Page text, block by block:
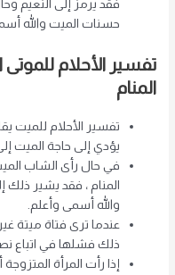
فقد يرمز إلى النعيم
حسنات الميت والله
تفسير الأحلام للموتى
المنام
تفسير الأحلام للميت
يؤدي إلى حاجة الميت
في حال رأى الشاب
المنام ، فقد يشير ذلك
والله أسمى وأعلم.
عندما ترى فتاة ميتة
ذلك فشلها في اتباع
إذا رأت المرأة